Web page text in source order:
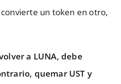
un token en otro,
a LUNA, debe
quemar UST y